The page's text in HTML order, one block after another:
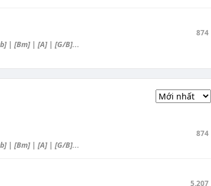
| [Bm] | [A] | [G/B]...
874
| [Bm] | [A] | [G/B]...
874
5.207